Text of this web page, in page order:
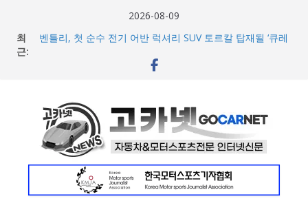
2026-08-09
최
근:
‘BMW 샵 온라인’ 판매 개시
벤틀리, 첫 순수 전기 어반 럭셔리 SUV 토르칼 탑재될 ‘큐레
BMW 레이디스 챔피언십 2026, 다양한 티켓 패키지 선보이
며 본격 대회 준비 돌입
현대차·기아, ‘2026 레드닷 어워드’에서 최우수상 2개·본상
15개 수상